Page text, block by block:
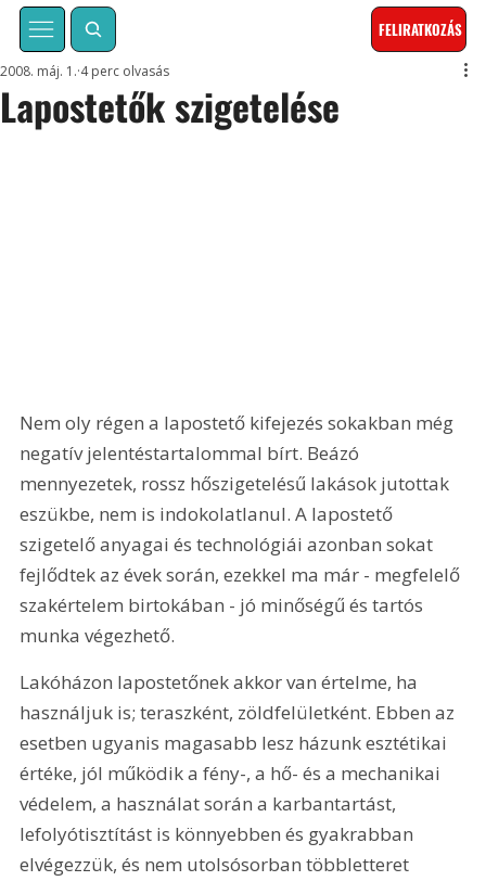
FELIRATKOZÁS
Lapostetők szigetelése
2008. máj. 1. 4 perc olvasás
Nem oly régen a lapostető kifejezés sokakban még
negatív jelentéstartalommal bírt. Beázó
mennyezetek, rossz hőszigetelésű lakások jutottak
eszükbe, nem is indokolatlanul. A lapostető
szigetelő anyagai és technológiái azonban sokat
fejlődtek az évek során, ezekkel ma már - megfelelő
szakértelem birtokában - jó minőségű és tartós
munka végezhető.
Lakóházon lapostetőnek akkor van értelme, ha
használjuk is; teraszként, zöldfelületként. Ebben az
esetben ugyanis magasabb lesz házunk esztétikai
értéke, jól működik a fény-, a hő- és a mechanikai
védelem, a használat során a karbantartást,
lefolyótisztítást is könnyebben és gyakrabban
elvégezzük, és nem utolsósorban többletteret